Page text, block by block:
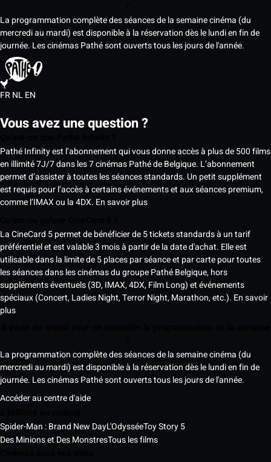
La programmation complète des séances de la semaine cinéma (du
mercredi au mardi) est disponible à la réservation dès le lundi en fin de
journée. Les cinémas Pathé sont ouverts tous les jours de l'année.
FRNLEN
Vous avez une question ?
Pathé Infinity est l’abonnement qui vous donne accès à plus de 500 films
en illimité 7J/7 dans les 7 cinémas Pathé de Belgique. L’abonnement
permet d’assister à toutes les séances standards. Un petit supplément
est requis pour l’accès à certains événements et aux séances premium,
comme l’IMAX ou la 4DX. En savoir plus
La CineCard 5 permet de bénéficier de 5 tickets standards à un tarif
préférentiel et est valable 3 mois à partir de la date d'achat. Elle est
utilisable dans la limite de 5 places par séance et par carte pour toutes
les séances dans les cinémas du groupe Pathé Belgique, hors
suppléments éventuels (3D, IMAX, 4DX, Film Long) et événements
spéciaux (Concert, Ladies Night, Terror Night, Marathon, etc.). En savoir
plus
La programmation complète des séances de la semaine cinéma (du
mercredi au mardi) est disponible à la réservation dès le lundi en fin de
journée. Les cinémas Pathé sont ouverts tous les jours de l'année.
Accéder au centre d'aide
Spider-Man : Brand New DayL'OdysséeToy Story 5
Des Minions et Des MonstresTous les films